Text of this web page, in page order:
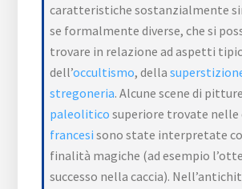
caratteristiche sostanzialmente
se formalmente diverse, che si
trovare in relazione ad aspetti
dell’occultismo, della
stregoneria. Alcune scene di
paleolitico superiore trovate nelle
francesi sono state interpretate
finalità magiche (ad esempio
successo nella caccia).